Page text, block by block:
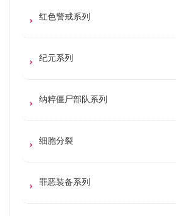
红色警戒系列
纪元系列
纳粹僵尸部队系列
细胞分裂
罪恶装备系列